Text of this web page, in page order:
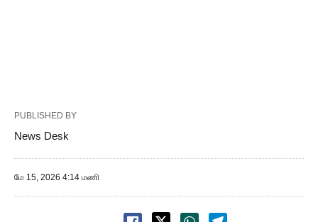
PUBLISHED BY
News Desk
மே 15, 2026 4:14 மணி